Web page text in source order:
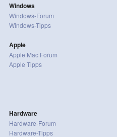
Windows
Windows-Forum
Windows-Tipps
Apple
Apple Mac Forum
Apple Tipps
Hardware
Hardware-Forum
Hardware-Tipps